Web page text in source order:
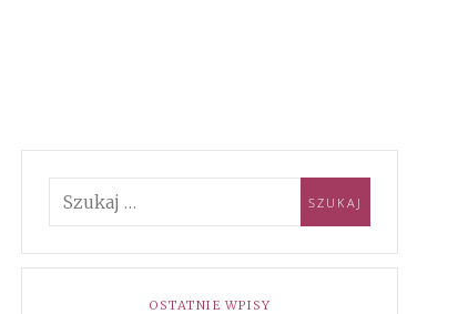
OSTATNIE WPISY